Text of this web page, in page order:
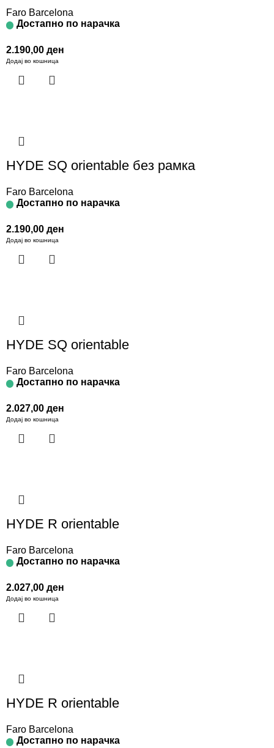
Faro Barcelona
Достапно по нарачка
2.190,00 ден
Додај во кошница
HYDE SQ orientable без рамка
Faro Barcelona
Достапно по нарачка
2.190,00 ден
Додај во кошница
HYDE SQ orientable
Faro Barcelona
Достапно по нарачка
2.027,00 ден
Додај во кошница
HYDE R orientable
Faro Barcelona
Достапно по нарачка
2.027,00 ден
Додај во кошница
HYDE R orientable
Faro Barcelona
Достапно по нарачка